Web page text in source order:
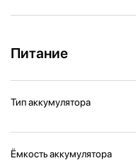
Питание
Тип аккумулятора
Ёмкость аккумулятора